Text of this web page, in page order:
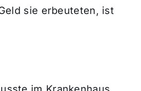
sie erbeuteten, ist